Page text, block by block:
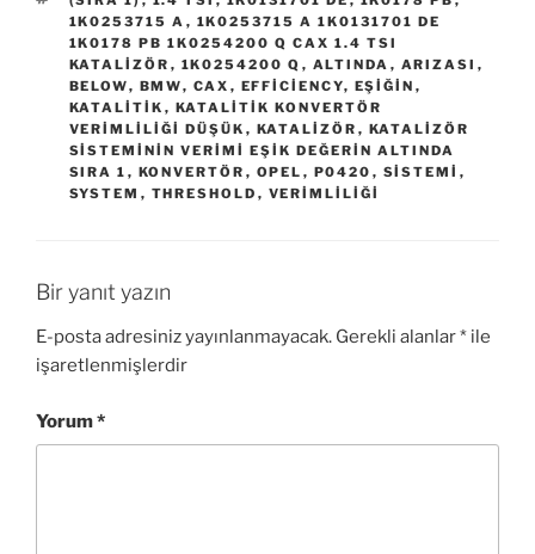
1K0253715 A , 1K0253715 A 1K0131701 DE
1K0178 PB 1K0254200 Q CAX 1.4 TSI
KATALİZÖR , 1K0254200 Q , ALTINDA , ARIZASI ,
BELOW, BMW, CAX , EFFICIENCY, EŞIĞIN ,
KATALITIK , KATALITIK KONVERTÖR
VERIMLILIĞI DÜŞÜK , KATALIZÖR , KATALIZÖR
SISTEMININ VERIMI EŞIK DEĞERIN ALTINDA
SIRA 1 , KONVERTÖR , OPEL , P0420 , SISTEMI ,
SYSTEM , THRESHOLD , VERIMLILIĞI
Bir yanıt yazın
E-posta adresiniz yayınlanmayacak. Gerekli alanlar* ile
işaretlenmişlerdir
Yorum*